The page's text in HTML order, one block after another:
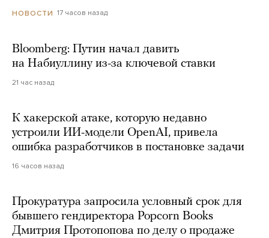
НОВОСТИ 17 часов назад
Bloomberg: Путин начал давить
на Набиуллину из-за ключевой ставки
21 час назад
К хакерской атаке, которую недавно
устроили ИИ-модели OpenAI, привела
ошибка разработчиков в постановке задачи
16 часов назад
Прокуратура запросила условный срок для
бывшего гендиректора Popcorn Books
Дмитрия Протопопова по делу о продаже